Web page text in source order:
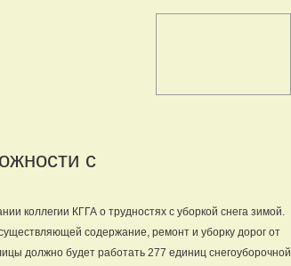
с
коллегии КГГА о трудностях с уборкой снега зимой.
содержание, ремонт и уборку дорог от
должно будет работать 277 единиц снегоуборочной